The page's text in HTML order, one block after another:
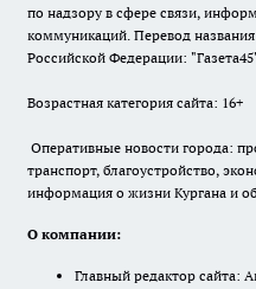
по надзору в сфере связи,
коммуникаций. Перевод
Российской Федерации:
Возрастная категория сайта: 16+
Оперативные новости города:
транспорт, благоустройство,
информация о жизни Кургана и
О компании:
Главный редактор сайта: